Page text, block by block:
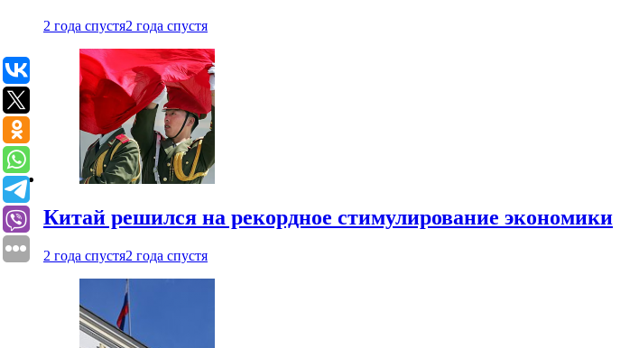
2 года спустя2 года спустя
Китай решился на рекордное стимулирование экономики
2 года спустя2 года спустя